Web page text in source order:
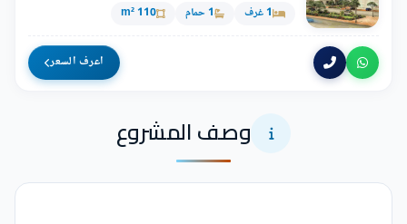
1 غرف 1 حمام 110 m²
اعرف السعر
وصف المشروع